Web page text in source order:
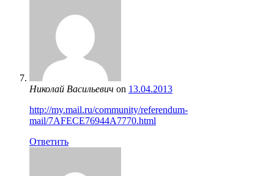
Николай Васильевич on 13.04.2013
http://my.mail.ru/community/referendum-
mail/7AFECE76944A7770.html
Ответить